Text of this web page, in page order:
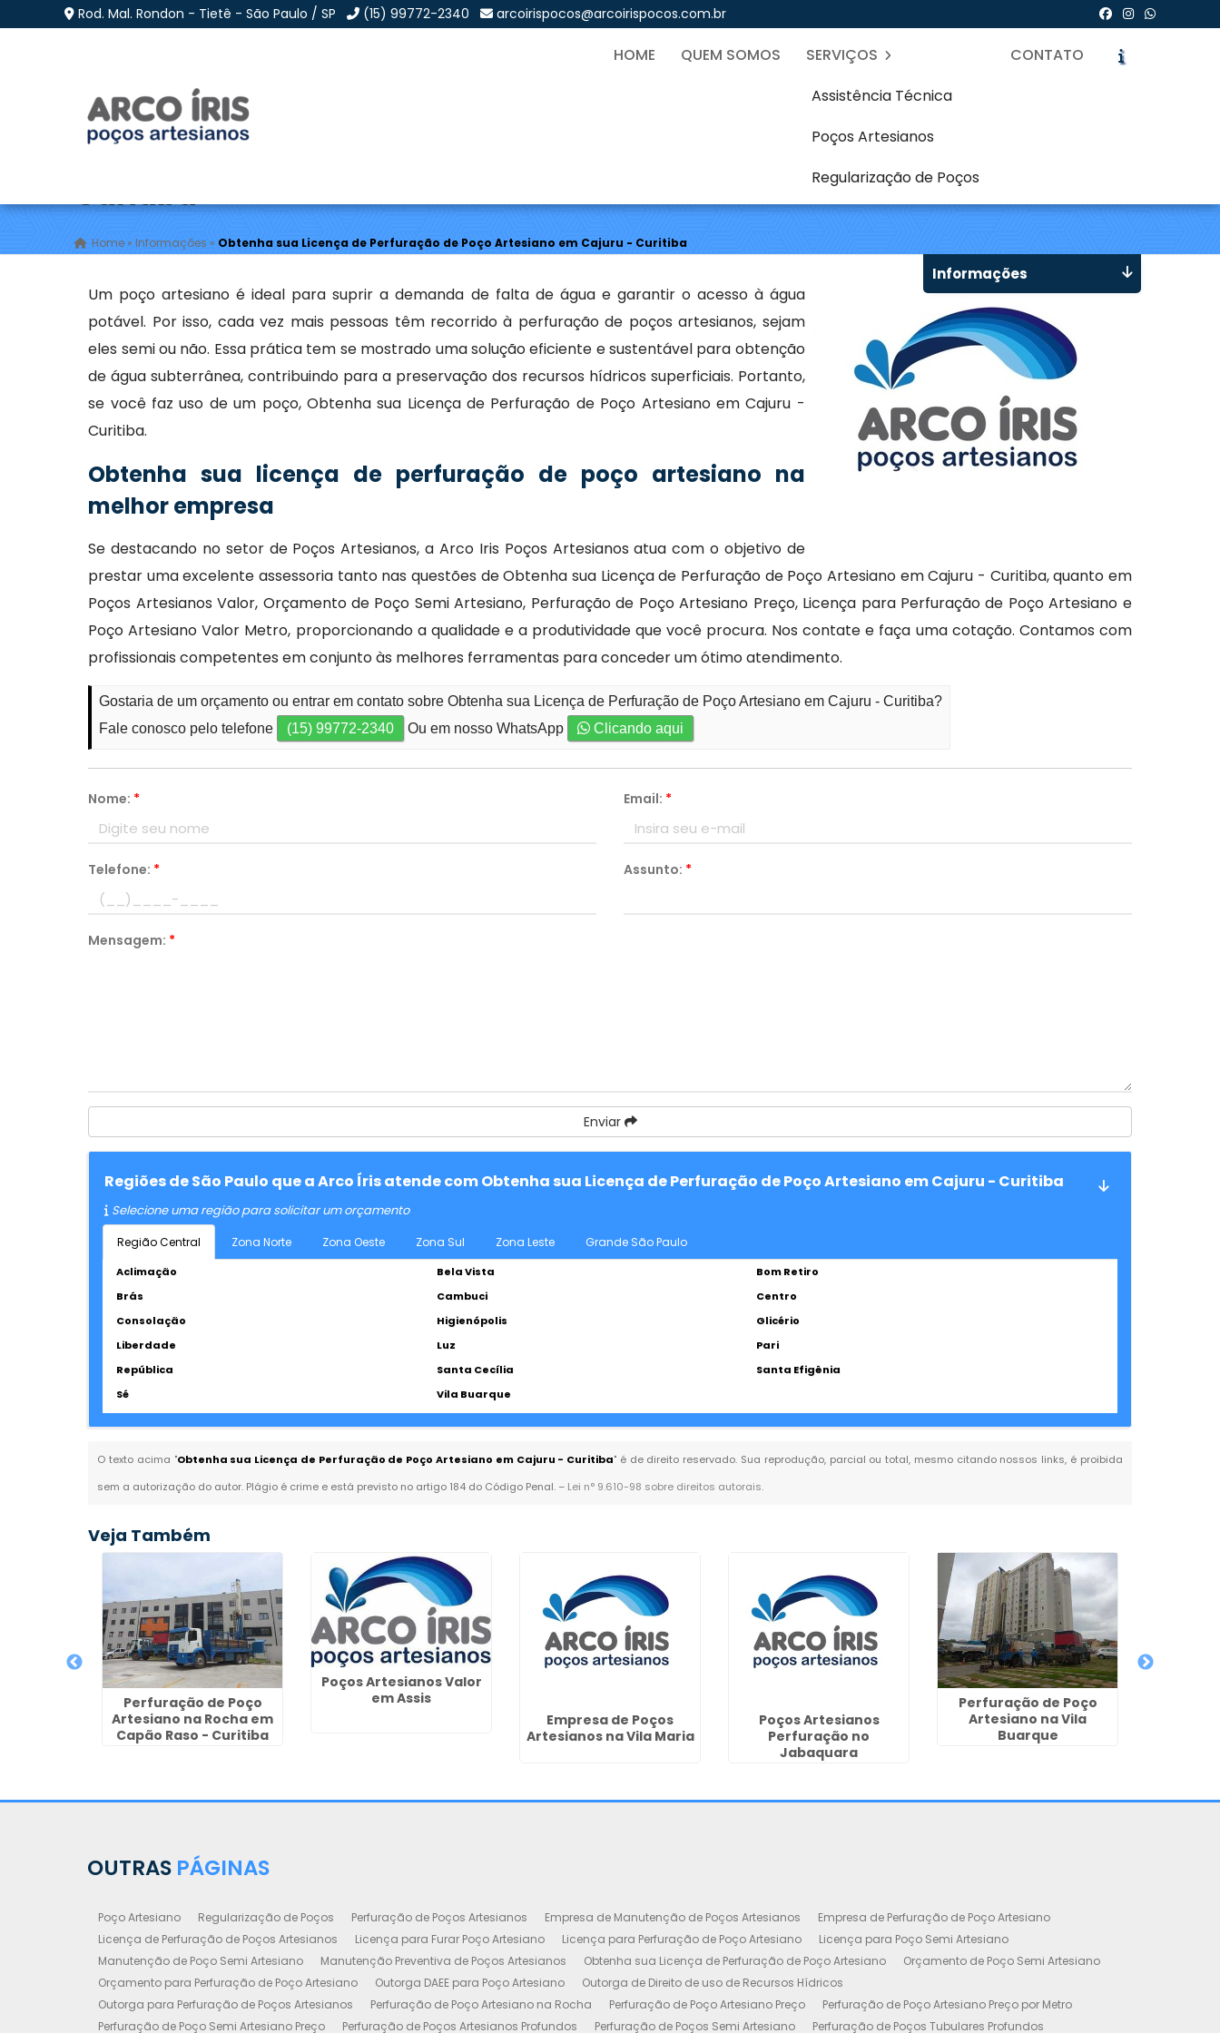
Rod. Mal. Rondon - Tietê - São Paulo / SP (15) 99772-2340 arcoirispocos@arcoirispocos.com.br
HOME QUEM SOMOS
SERVIÇOS
Assistência Técnica
Poços Artesianos
Regularização de Poços
CONTATO
Obtenha sua Licença de Perfuração de Poço Artesiano em Cajuru -
Curitiba
Home »Informações » Obtenha sua Licença de Perfuração de Poço Artesiano em Cajuru - Curitiba
Solicite um Orçamento
Um poço artesiano é ideal para suprir a demanda de falta de água e garantir o acesso à água
potável. Por isso, cada vez mais pessoas têm recorrido à perfuração de poços artesianos, sejam
eles semi ou não. Essa prática tem se mostrado uma solução eficiente e sustentável para obtenção
de água subterrânea, contribuindo para a preservação dos recursos hídricos superficiais. Portanto,
se você faz uso de um poço, Obtenha sua Licença de Perfuração de Poço Artesiano em Cajuru -
Curitiba.
Obtenha sua licença de perfuração de poço artesiano na
melhor empresa
Se destacando no setor de Poços Artesianos, a Arco Iris Poços Artesianos atua com o objetivo de
prestar uma excelente assessoria tanto nas questões de Obtenha sua Licença de Perfuração de Poço Artesiano em Cajuru - Curitiba, quanto em
Poços Artesianos Valor, Orçamento de Poço Semi Artesiano, Perfuração de Poço Artesiano Preço, Licença para Perfuração de Poço Artesiano e
Poço Artesiano Valor Metro, proporcionando a qualidade e a produtividade que você procura. Nos contate e faça uma cotação. Contamos com
profissionais competentes em conjunto às melhores ferramentas para conceder um ótimo atendimento.
Gostaria de um orçamento ou entrar em contato sobre Obtenha sua Licença de Perfuração de Poço Artesiano em Cajuru - Curitiba?
Fale conosco pelo telefone
(15) 99772-2340 Ou em nosso WhatsApp Clicando aqui
Nome: * Email: *
Telefone: * Assunto: *
Mensagem: *
Enviar
Regiões de São Paulo que a Arco Íris atende com Obtenha sua Licença de Perfuração de Poço Artesiano em Cajuru - Curitiba
Selecione uma região para solicitar um orçamento
Região Central Zona Norte Zona Oeste Zona Sul Zona Leste Grande São Paulo
Aclimação Bela Vista
Bom Retiro
Brás
Cambuci
Centro
Consolação
Higienópolis
Glicério
Liberdade
Luz
Pari
República
Santa Cecília
Santa Efigênia
Sé
Vila Buarque
O texto acima "Obtenha sua Licença de Perfuração de Poço Artesiano em Cajuru - Curitiba" é de direito reservado. Sua reprodução, parcial ou total, mesmo citando nossos links, é proibida
sem a autorização do autor. Plágio é crime e está previsto no artigo 184 do Código Penal. – Lei n° 9.610-98 sobre direitos autorais.
Informações
Veja Também
Perfuração de Poço
Artesiano na Rocha em
Capão Raso - Curitiba
Poços Artesianos Valor
em Assis
Empresa de Poços
Artesianos na Vila Maria
Poços Artesianos
Perfuração no
Jabaquara
Perfuração de Poço
Artesiano na Vila
Buarque
OUTRAS PÁGINAS
Poço Artesiano Regularização de Poços Perfuração de Poços Artesianos Empresa de Manutenção de Poços Artesianos
Empresa de Perfuração de Poço Artesiano
Licença de Perfuração de Poços Artesianos
Licença para Furar Poço Artesiano Licença para Perfuração de Poço Artesiano
Licença para Poço Semi Artesiano
Manutenção de Poço Semi Artesiano
Manutenção Preventiva de Poços Artesianos Obtenha sua Licença de Perfuração de Poço Artesiano
Orçamento de Poço Semi Artesiano
Orçamento para Perfuração de Poço Artesiano
Outorga DAEE para Poço Artesiano
Outorga de Direito de uso de Recursos Hídricos
Outorga para Perfuração de Poços Artesianos
Perfuração de Poço Artesiano na Rocha Perfuração de Poço Artesiano Preço
Perfuração de Poço Artesiano Preço por Metro
Perfuração de Poço Semi Artesiano Preço
Perfuração de Poços Artesianos Profundos Perfuração de Poços Semi Artesiano Perfuração de Poços Tubulares Profundos